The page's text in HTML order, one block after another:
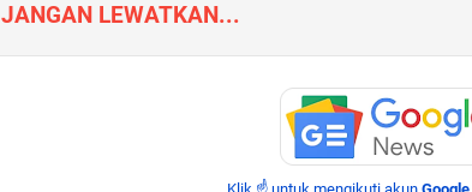
JANGAN LEWATKAN...